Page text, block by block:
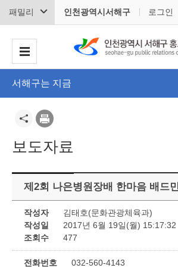
패밀리 인천광역시서해구 로그인
서해구는 지금
보도자료
제2회 나은병원장배 한마음 배드
작성자
김태호(문화관광체육과)
작성일
2017년 6월 19일(월) 15:17:32
조회수
477
전화번호 032-560-4143